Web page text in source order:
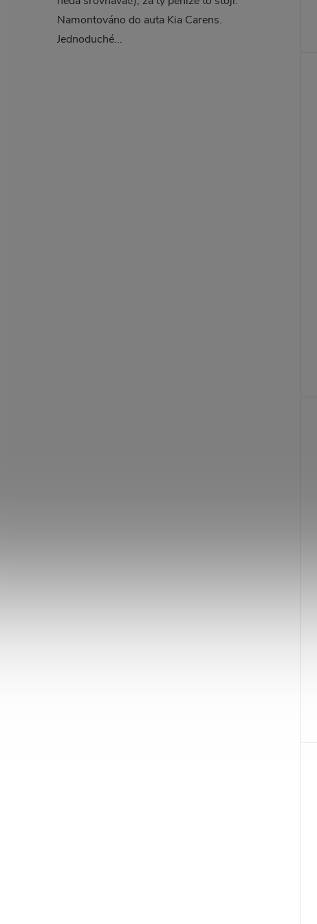
Namontováno do auta Kia Carens.
Jednoduché...